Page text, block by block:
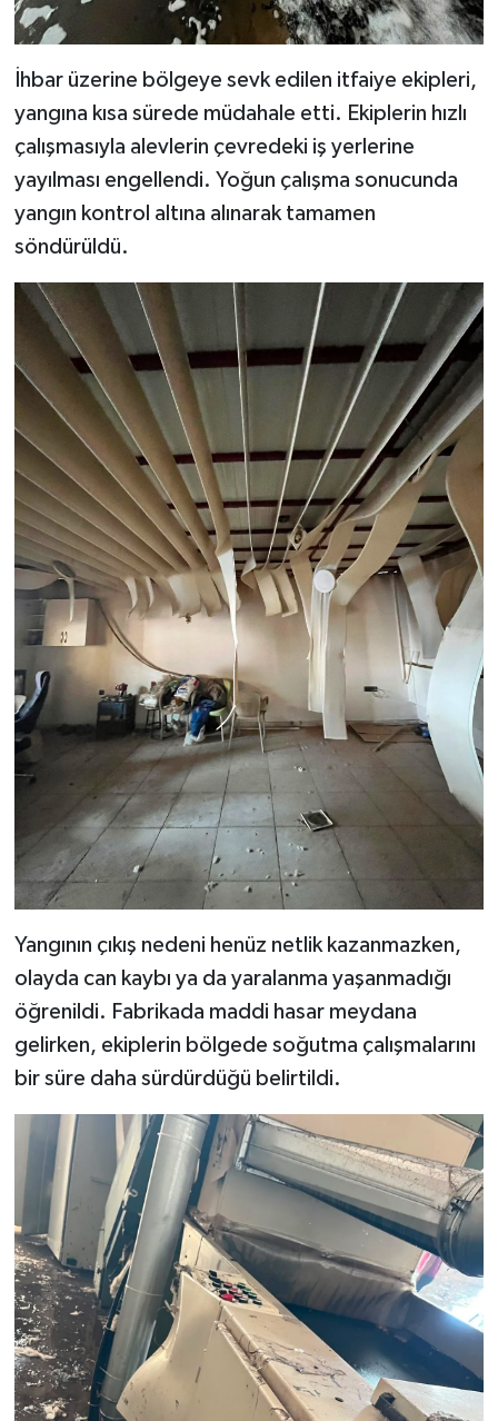
İhbar üzerine bölgeye sevk edilen itfaiye ekipleri,
yangına kısa sürede müdahale etti. Ekiplerin hızlı
çalışmasıyla alevlerin çevredeki iş yerlerine
yayılması engellendi. Yoğun çalışma sonucunda
yangın kontrol altına alınarak tamamen
söndürüldü.
Yangının çıkış nedeni henüz netlik kazanmazken,
olayda can kaybı ya da yaralanma yaşanmadığı
öğrenildi. Fabrikada maddi hasar meydana
gelirken, ekiplerin bölgede soğutma çalışmalarını
bir süre daha sürdürdüğü belirtildi.